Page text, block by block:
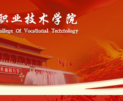
我校马克思主义学院开展教学交流活动